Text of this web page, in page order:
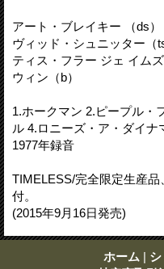
アート・ブレイキー （ds
ヴィッド・シュニッター（
ティス・フラー ジェ イム
ウィン（b）
1.ホークマン 2.ピープル・
ル 4.ロニーズ・ア・ダイナ
1977年録音
TIMELESS/完全限定生産
付。
(2015年9月16日発売)
ホーム |